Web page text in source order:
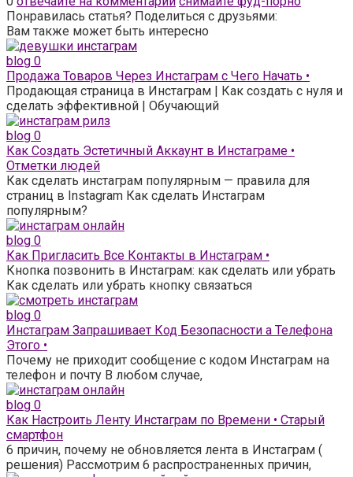
Понравилась статья? Поделиться с друзьями:
Вам также может быть интересно
blog 0
Продажа Товаров Через Инстаграм с Чего Начать •
Продающая страница в Инстаграм | Как создать с нуля и
сделать эффективной | Обучающий
blog 0
Как Создать Эстетичный Аккаунт в Инстаграме •
Отметки людей
Как сделать инстаграм популярным — правила для
страниц в Instagram Как сделать Инстаграм
популярным?
blog 0
Как Пригласить Все Контакты в Инстаграм •
Кнопка позвонить в Инстаграм: как сделать или убрать
Как сделать или убрать кнопку связаться
blog 0
Инстаграм Запрашивает Код Безопасности а Телефона
Этого •
Почему не приходит сообщение с кодом Инстаграм на
телефон и почту В любом случае,
blog 0
Как Настроить Ленту Инстаграм по Времени • Старый
смартфон
6 причин, почему не обновляется лента в Инстаграм (
решения) Рассмотрим 6 распространенных причин,